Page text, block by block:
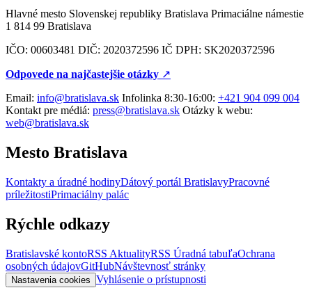
Hlavné mesto Slovenskej republiky Bratislava Primaciálne námestie
1 814 99 Bratislava
IČO: 00603481 DIČ: 2020372596 IČ DPH: SK2020372596
Odpovede na najčastejšie otázky ↗︎
Email: info@bratislava.sk Infolinka 8:30-16:00: +421 904 099 004
Kontakt pre médiá: press@bratislava.sk Otázky k webu:
web@bratislava.sk
Mesto Bratislava
Kontakty a úradné hodinyDátový portál BratislavyPracovné
príležitostiPrimaciálny palác
Rýchle odkazy
Bratislavské kontoRSS AktualityRSS Úradná tabuľaOchrana
osobných údajovGitHubNávštevnosť stránky
Nastavenia cookies Vyhlásenie o prístupnosti